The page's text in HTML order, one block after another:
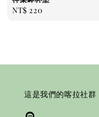
Regular
NT$ 220
這是我們的喀拉社群